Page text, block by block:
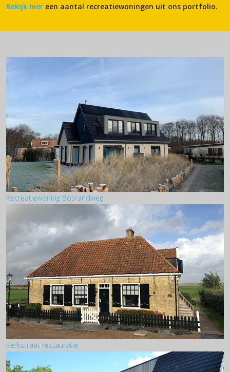
Bekijk hier een aantal recreatiewoningen uit ons portfolio.
Recreatiewoning Bosrandweg
Kerkstraat restauratie